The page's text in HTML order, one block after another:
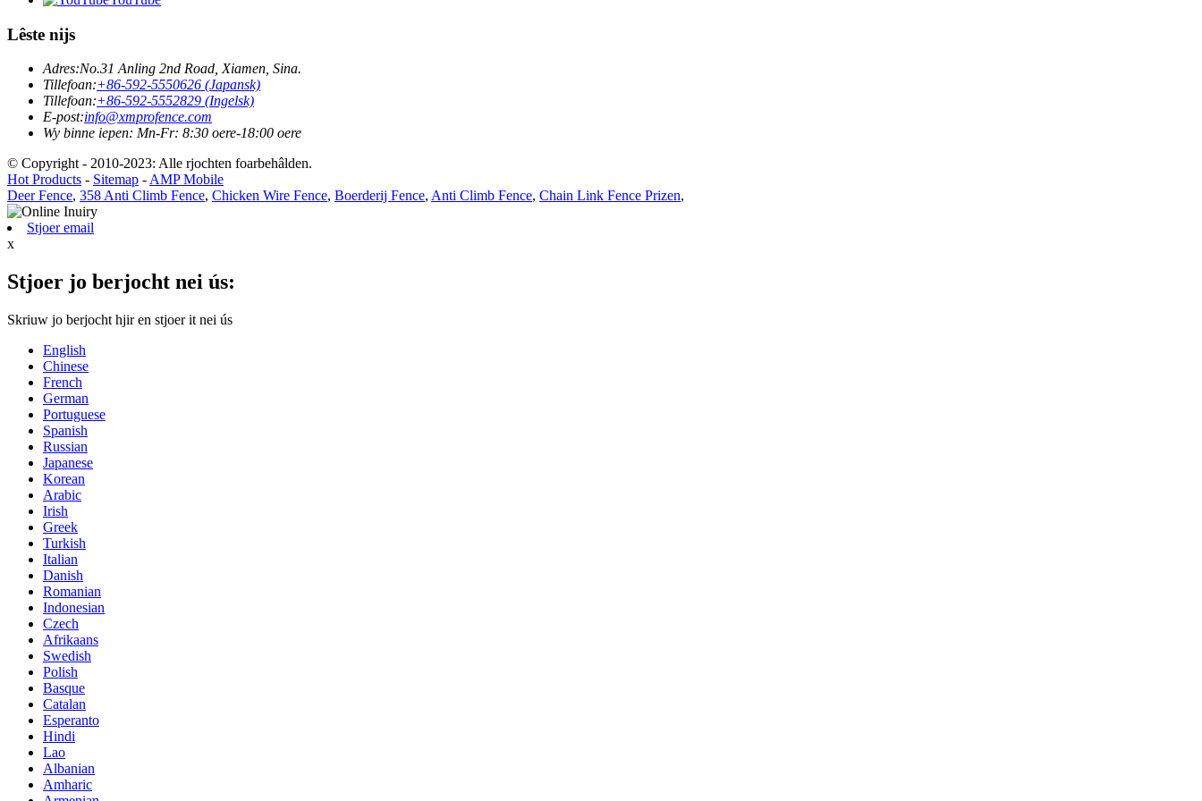
Lêste nijs
Adres:No.31 Anling 2nd Road, Xiamen, Sina.
Tillefoan:+86-592-5550626 (Japansk)
Tillefoan:+86-592-5552829 (Ingelsk)
E-post:info@xmprofence.com
Wy binne iepen: Mn-Fr: 8:30 oere-18:00 oere
© Copyright - 2010-2023: Alle rjochten foarbehâlden.
Hot Products - Sitemap -AMP Mobile
Deer Fence, 358 Anti Climb Fence, Chicken Wire Fence, Boerderij Fence, Anti Climb Fence, Chain Link Fence Prizen,
Stjoer email
x
Stjoer jo berjocht nei ús:
Skriuw jo berjocht hjir en stjoer it nei ús
English
Chinese
French
German
Portuguese
Spanish
Russian
Japanese
Korean
Arabic
Irish
Greek
Turkish
Italian
Danish
Romanian
Indonesian
Czech
Afrikaans
Swedish
Polish
Basque
Catalan
Esperanto
Hindi
Lao
Albanian
Amharic